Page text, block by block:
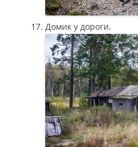
Домик у дороги.